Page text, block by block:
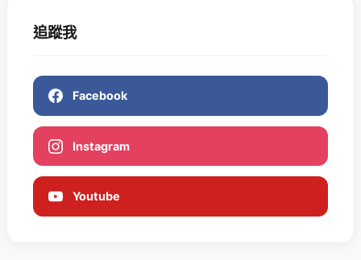
追蹤我
Facebook
Instagram
Youtube